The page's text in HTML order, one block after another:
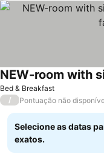
Bed & Breakfast
/ Pontuação não
Selecione as datas
exatos.